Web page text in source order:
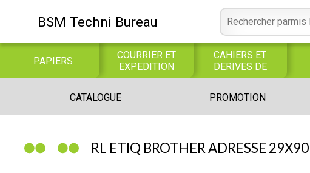
BSM Techni Bureau
PAPIERS
COURRIER ET
EXPEDITION
CAHIERS ET
DERIVES DE
PAPIER
BUREAUTIQUE INFORMATIQUE
INFORMATIQUES
CATALOGUE PROMOTION
RL ETIQ BROTHER ADRESSE 29X90